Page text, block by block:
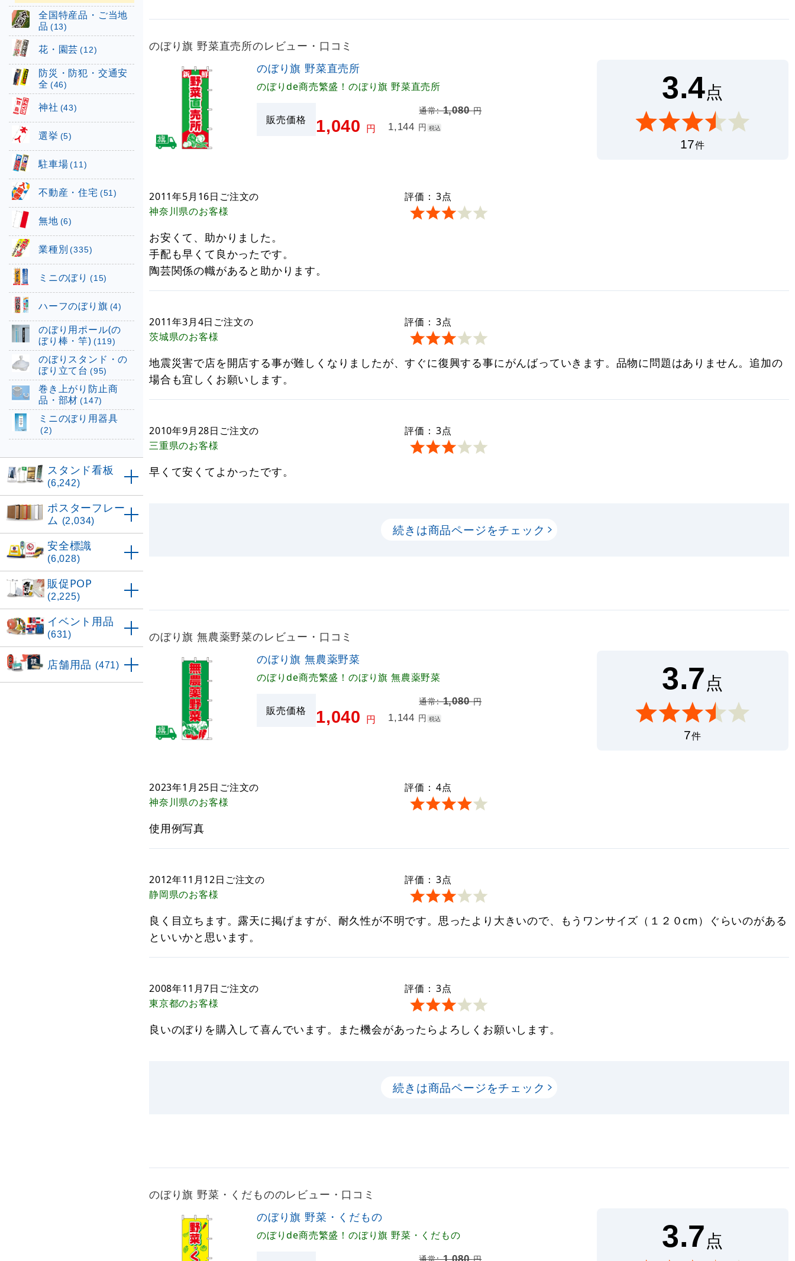
のぼり旗 野菜直売所のレビュー・口コミ
のぼり旗 野菜直売所
のぼりde商売繁盛！のぼり旗 野菜直売所
販売価格
通常:1,080円
1,040 円 1,144 円 税込
3.4点
17件
2011年5月16日 ご注文の
神奈川県のお客様
評価： 3点
お安くて、助かりました。
手配も早くて良かったです。
陶芸関係の幟があると助かります。
2011年3月4日 ご注文の
茨城県のお客様
評価： 3点
地震災害で店を開店する事が難しくなりましたが、すぐに復興する事にがんばっていきます。品物に問題はありません。追加の
場合も宜しくお願いします。
2010年9月28日 ご注文の
三重県のお客様
評価： 3点
早くて安くてよかったです。
続きは商品ページをチェック
のぼり旗 無農薬野菜のレビュー・口コミ
のぼり旗 無農薬野菜
のぼりde商売繁盛！のぼり旗 無農薬野菜
販売価格
通常:1,080円
1,040 円 1,144 円 税込
3.7点
7件
2023年1月25日 ご注文の
神奈川県のお客様
評価： 4点
使用例写真
2012年11月12日 ご注文の
静岡県のお客様
評価： 3点
良く目立ちます。露天に掲げますが、耐久性が不明です。思ったより大きいので、もうワンサイズ（１２０cm）ぐらいのがある
といいかと思います。
2008年11月7日 ご注文の
東京都のお客様
評価： 3点
良いのぼりを購入して喜んでいます。また機会があったらよろしくお願いします。
続きは商品ページをチェック
のぼり旗 野菜・くだもののレビュー・口コミ
のぼり旗 野菜・くだもの
のぼりde商売繁盛！のぼり旗 野菜・くだもの
1,080
3.7点
全国特産品・ご当地
品 (13)
花・園芸 (12)
防災・防犯・交通安
全 (46)
神社 (43)
選挙 (5)
駐車場 (11)
不動産・住宅 (51)
無地 (6)
業種別 (335)
ミニのぼり (15)
ハーフのぼり旗 (4)
のぼり用ポール(の
ぼり棒・竿) (119)
のぼりスタンド・の
ぼり立て台 (95)
巻き上がり防止商
品・部材 (147)
ミニのぼり用器具
(2)
スタンド看板
(6,242)
ポスターフレー
ム (2,034)
安全標識
(6,028)
販促POP
(2,225)
イベント用品
(631)
店舗用品 (471)